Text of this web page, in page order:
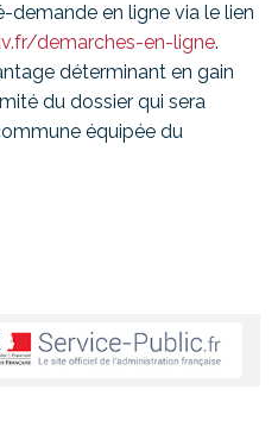
demande en ligne via le lien
demarches-en-ligne.
déterminant en gain
du dossier qui sera
équipée du